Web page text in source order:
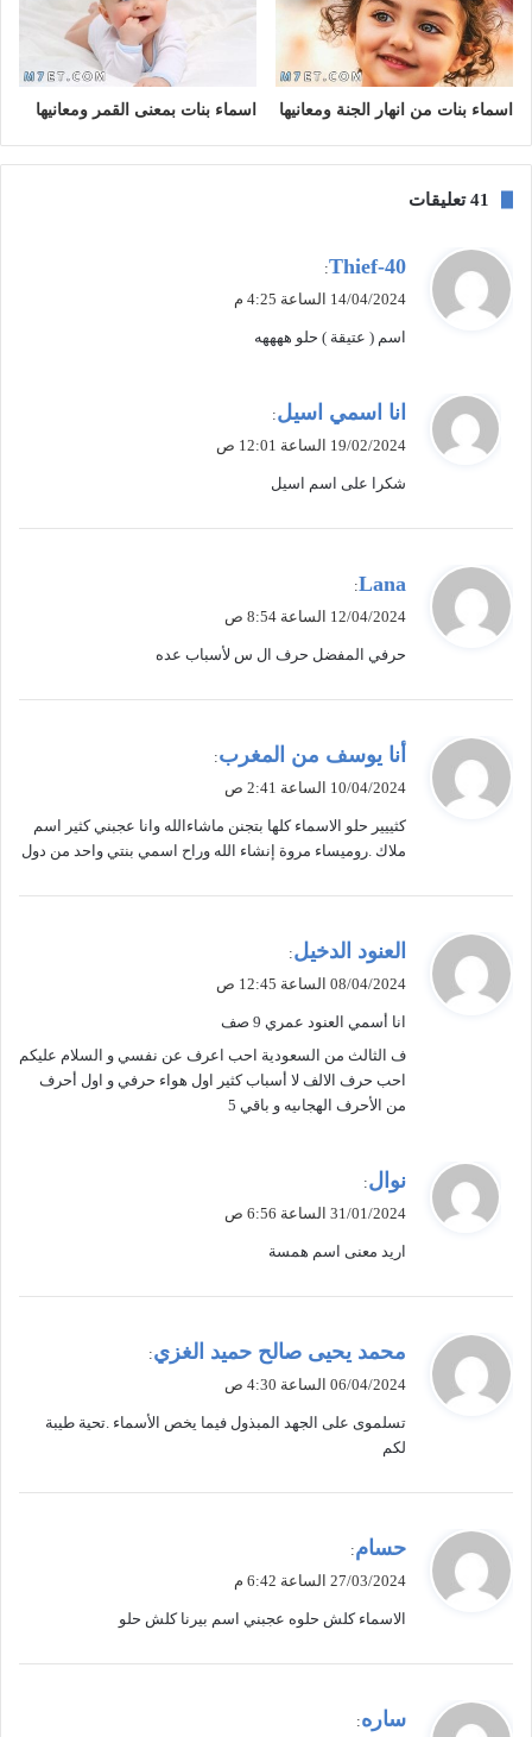
اسماء بنات من انهار الجنة ومعانيها اسماء بنات بمعنى القمر ومعانيها
‫41 تعليقات
ي
ل
Thief-40
:
14/04/2024 الساعة 4:25 م
اسم ( عتيقة ) حلو ههههه
ي
ل
انا اسمي اسيل:
19/02/2024 الساعة 12:01 ص
شكرا على اسم اسيل
ي
ل
Lana
:
12/04/2024 الساعة 8:54 ص
حرفي المفضل حرف ال س لأسباب عده
ي
ل
أنا يوسف من المغرب:
10/04/2024 الساعة 2:41 ص
كثييير حلو الاسماء كلها بتجنن ماشاءالله وانا عجبني كثير اسم
ملاك .روميساء مروة إنشاء الله وراح اسمي بنتي واحد من دول
ي
ل
العنود الدخيل:
08/04/2024 الساعة 12:45 ص
انا أسمي العنود عمري 9 صف
ف الثالث من السعودية احب اعرف عن نفسي و السلام عليكم
احب حرف الالف لا أسباب كثير اول هواء حرفي و اول أحرف
من الأحرف الهجاىيه و باقي 5
ي
ل
نوال:
31/01/2024 الساعة 6:56 ص
اريد معنى اسم همسة
ل
محمد يحيى صالح حميد الغزي:
06/04/2024 الساعة 4:30 ص
تسلموى على الجهد المبذول فيما يخص الأسماء .تحية طيبة
لكم
ي
ل
حسام:
27/03/2024 الساعة 6:42 م
الاسماء كلش حلوه عجبني اسم بيرنا كلش حلو
يساره: